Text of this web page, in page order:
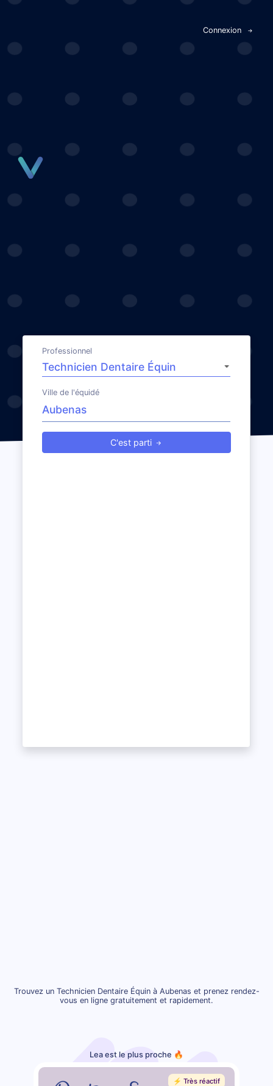
Connexion
Professionnel
Ville de l'équidé
C'est parti
Trouvez un Technicien Dentaire Équin à Aubenas et prenez rendez-
vous en ligne gratuitement et rapidement.
Lea est le plus proche 🔥
⚡️ Très réactif